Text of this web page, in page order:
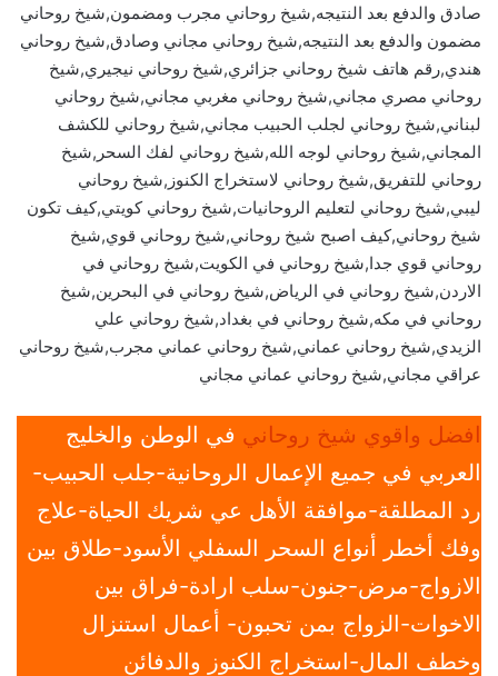
صادق والدفع بعد النتيجه,شيخ روحاني مجرب ومضمون,شيخ روحاني
مضمون والدفع بعد النتيجه,شيخ روحاني مجاني وصادق,شيخ روحاني
هندي,رقم هاتف شيخ روحاني جزائري,شيخ روحاني نيجيري,شيخ
روحاني مصري مجاني,شيخ روحاني مغربي مجاني,شيخ روحاني
لبناني,شيخ روحاني لجلب الحبيب مجاني,شيخ روحاني للكشف
المجاني,شيخ روحاني لوجه الله,شيخ روحاني لفك السحر,شيخ
روحاني للتفريق,شيخ روحاني لاستخراج الكنوز,شيخ روحاني
ليبي,شيخ روحاني لتعليم الروحانيات,شيخ روحاني كويتي,كيف تكون
شيخ روحاني,كيف اصبح شيخ روحاني,شيخ روحاني قوي,شيخ
روحاني قوي جدا,شيخ روحاني في الكويت,شيخ روحاني في
الاردن,شيخ روحاني في الرياض,شيخ روحاني في البحرين,شيخ
روحاني في مكه,شيخ روحاني في بغداد,شيخ روحاني علي
الزيدي,شيخ روحاني عماني,شيخ روحاني عماني مجرب,شيخ روحاني
عراقي مجاني,شيخ روحاني عماني مجاني
افضل واقوي شيخ روحاني في الوطن والخليج
العربي في جميع الإعمال الروحانية-جلب الحبيب-
رد المطلقة-موافقة الأهل عي شريك الحياة-علاج
وفك أخطر أنواع السحر السفلي الأسود-طلاق بين
الازواج-مرض-جنون-سلب ارادة-فراق بين
الاخوات-الزواج بمن تحبون- أعمال استنزال
وخطف المال-استخراج الكنوز والدفائن